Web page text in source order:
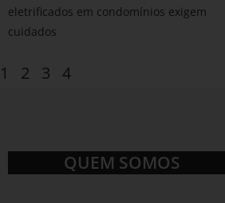
1 2 3 4
QUEM SOMOS